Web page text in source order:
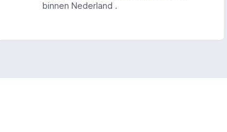
binnen Nederland .